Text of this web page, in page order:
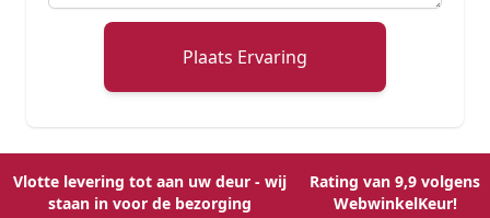
Plaats Ervaring
Vlotte levering tot aan uw deur - wij
staan in voor de bezorging
Rating van 9,9 volgens
WebwinkelKeur!